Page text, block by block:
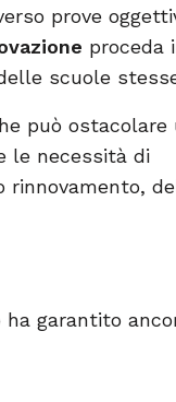
prove
proceda
scuole
può ostacolare
le necessità di
rinnovamento,
garantito